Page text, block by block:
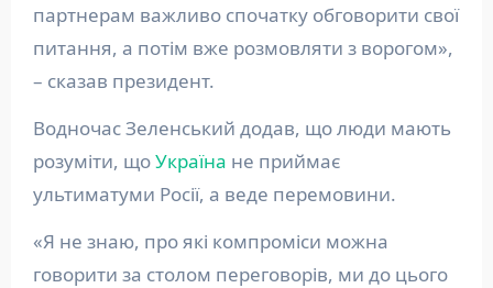
партнерам важливо спочатку обговорити свої
питання, а потім вже розмовляти з ворогом»,
– сказав президент.
Водночас Зеленський додав, що люди мають
розуміти, щоУкраїна не приймає
ультиматуми Росії, а веде перемовини.
«Я не знаю, про які компроміси можна
говорити за столом переговорів, ми до цього